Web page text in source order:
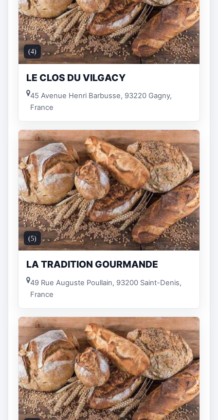
(4)
LE CLOS DU VILGACY
45 Avenue Henri Barbusse, 93220 Gagny,
France
(5)
LA TRADITION GOURMANDE
49 Rue Auguste Poullain, 93200 Saint-Denis,
France